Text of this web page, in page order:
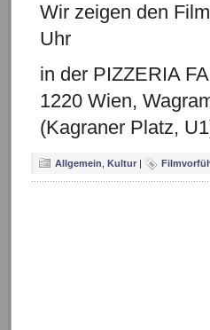
Wir zeigen den
Uhr
in der PIZZERIA
1220 Wien,
(Kagraner Platz,
Allgemein Kultur |